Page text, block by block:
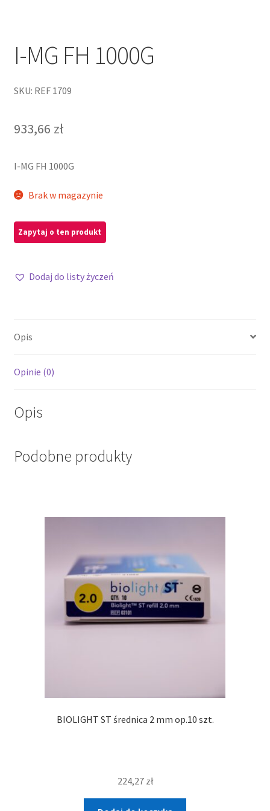
I-MG FH 1000G
SKU: REF 1709
933,66 zł
I-MG FH 1000G
Brak w magazynie
Dodaj do listy życzeń
Opis
Opinie (0)
Opis
Podobne produkty
BIOLIGHT ST średnica 2 mm op.10 szt.
224,27 zł